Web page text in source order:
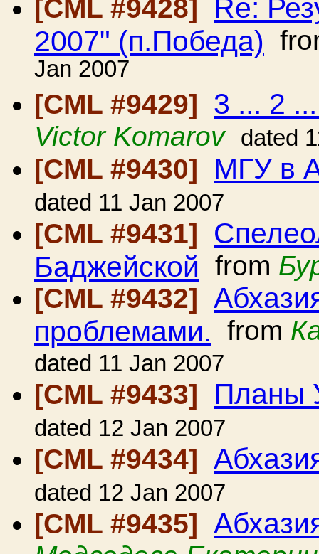
[CML #9428]
Re:
2007" (п.Победа)
Jan 2007
[CML #9429] 3 ... 2
Victor Komarov dated
[CML #9430] МГУ в
dated 11 Jan 2007
[CML #9431]
Баджейской from
[CML #9432]
проблемами. from
dated 11 Jan 2007
[CML #9433] Планы
dated 12 Jan 2007
[CML #9434]
dated 12 Jan 2007
[CML #9435]